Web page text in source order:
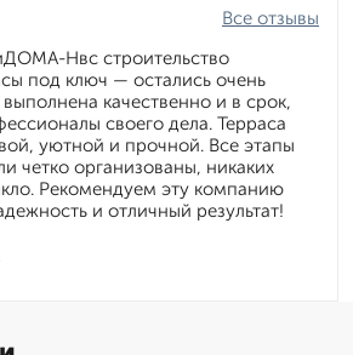
Все отзывы
Нвс строительство
под ключ — остались очень
качественно и в срок,
своего дела. Терраса
уютной и прочной. Все этапы
четко организованы, никаких
Рекомендуем эту компанию
и отличный результат!